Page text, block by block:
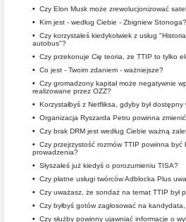
• Czy Elon Musk może zrewolucjonizować
• Kim jest - według Ciebie - Zbigniew Stonoga?
• Czy korzystałeś kiedykolwiek z usług
autobus"?
• Czy przekonuje Cię teoria, ze TTIP to tylko
• Co jest - Twoim zdaniem - ważniejsze?
• Czy gromadzony kapitał może negatywnie
realizowane przez OZZ?
• Korzystałbyś z Netfliksa, gdyby był dostępny
• Organizacja Ryszarda Petru powinna
• Czy brak DRM jest według Ciebie ważną
• Czy przejrzystość rozmów TTIP powinna być
prowadzenia?
• Słyszałeś już kiedyś o porozumieniu TISA?
• Czy płatne usługi twórców Adblocka Plus
• Czy uważasz, że sondaż na temat TTIP był
• Czy byłbyś gotów zagłosować na
• Czy służby powinny ujawniać informacje o